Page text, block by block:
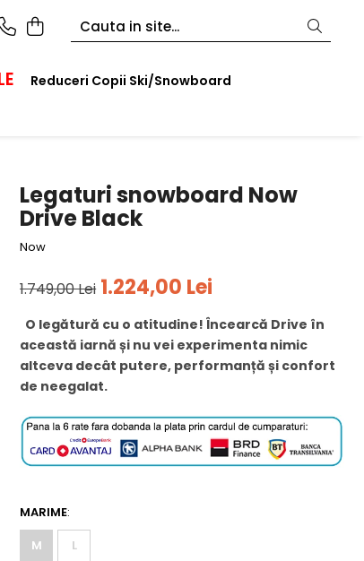
Reduceri Copii Ski/Snowboard
Legaturi snowboard Now
Drive Black
Now
1.749,00 Lei 1.224,00 Lei
O legătură cu o atitudine! Încearcă Drive în
această iarnă și nu vei experimenta nimic
altceva decât putere, performanță și confort
de neegalat.
MARIME:
M
L